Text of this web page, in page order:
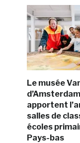
Le musée
apportent
salles de
écoles
Pays-bas